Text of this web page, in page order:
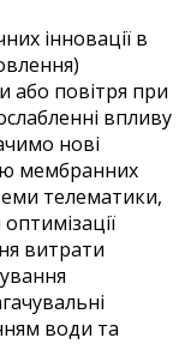
інновації в
або повітря при
впливу
нові
мембранних
телематики,
витрати
води та